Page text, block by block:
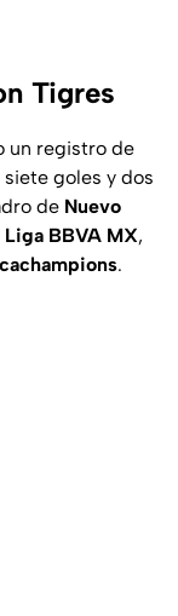
Tigres
un registro de
goles y dos
de Nuevo
Liga BBVA MX,
.